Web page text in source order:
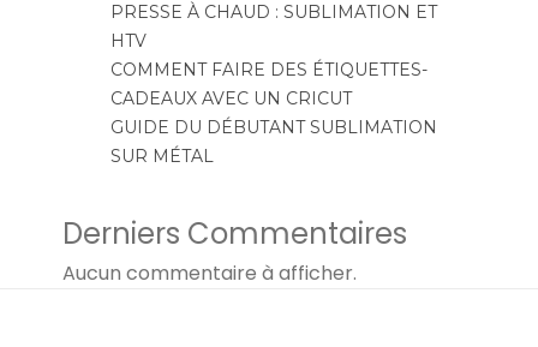
PRESSE À CHAUD : SUBLIMATION ET
HTV
COMMENT FAIRE DES ÉTIQUETTES-
CADEAUX AVEC UN CRICUT
GUIDE DU DÉBUTANT SUBLIMATION
SUR MÉTAL
Derniers Commentaires
Aucun commentaire à afficher.